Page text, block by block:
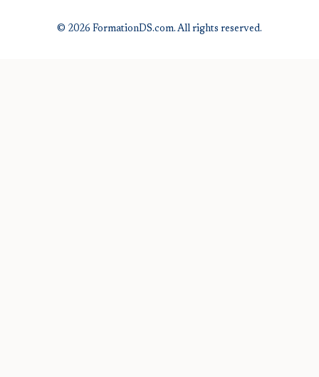
© 2026 FormationDS.com. All rights reserved.